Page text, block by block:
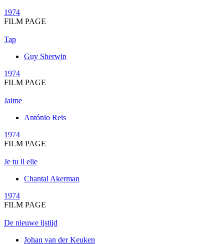
1974
FILM PAGE
Tap
Guy Sherwin
1974
FILM PAGE
Jaime
António Reis
1974
FILM PAGE
Je tu il elle
Chantal Akerman
1974
FILM PAGE
De nieuwe ijstijd
Johan van der Keuken